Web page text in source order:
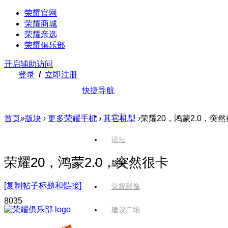
荣耀官网
荣耀商城
荣耀亲选
荣耀俱乐部
开启辅助访问
登录 / 立即注册
快捷导航
首页
论坛
版块
荣耀影像
建议广场
首页»版块 › 更多荣耀手机 › 其它机型 ›荣耀20，鸿蒙2.0，突然
荣耀20，鸿蒙2.0，突然很卡
[复制帖子标题和链接]
8035